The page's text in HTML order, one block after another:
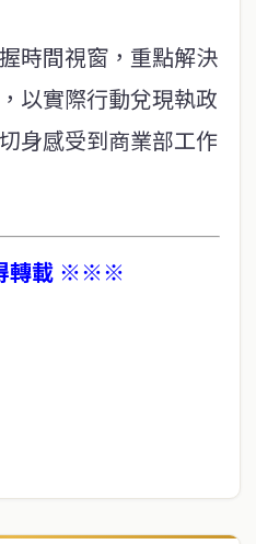
時間視窗，重點解決
以實際行動兌現執政
身感受到商業部工作
轉載 ※※※